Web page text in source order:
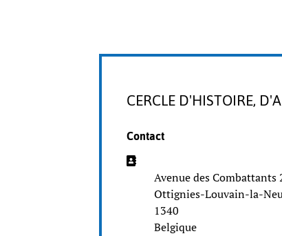
CERCLE D'HISTOIRE,
Contact
Adresse:
Avenue des Combattants
Ottignies-Louvain-la-
1340
Belgique